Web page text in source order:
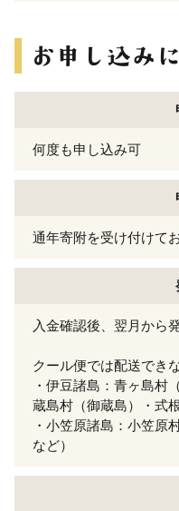
何度も申し込み可
通年寄附を受け付けて
入金確認後、翌月から
クール便では配送でき
・伊豆諸島：青ヶ島村
蔵島村（御蔵島）・式
・小笠原諸島：小笠原
など）